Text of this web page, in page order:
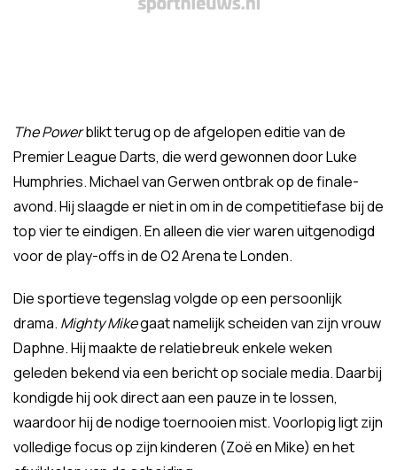
The Powerblikt terug op de afgelopen editie van de
Premier League Darts, die werd gewonnen door Luke
Humphries. Michael van Gerwen ontbrak op de finale-
avond. Hij slaagde er niet in om in de competitiefase bij de
top vier te eindigen. En alleen die vier waren uitgenodigd
voor de play-offs in de O2 Arena te Londen.
Die sportieve tegenslag volgde op een persoonlijk
drama. Mighty Mikegaat namelijk scheiden van zijn vrouw
Daphne. Hij maakte de relatiebreuk enkele weken
geleden bekend via een bericht op sociale media. Daarbij
kondigde hij ook direct aan een pauze in te lossen,
waardoor hij de nodige toernooien mist. Voorlopig ligt zijn
volledige focus op zijn kinderen (Zoë en Mike) en het